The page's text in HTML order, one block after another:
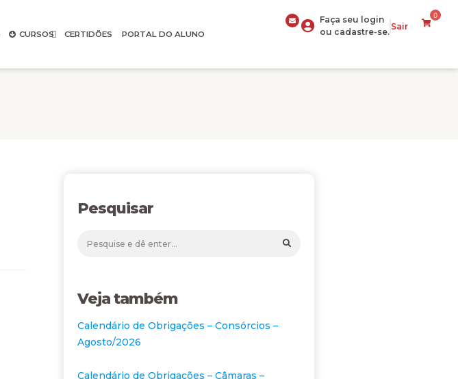
CURSOS CERTIDÕES PORTAL DO ALUNO
Faça seu login
ou cadastre-se.
Sair
0
Pesquisar
Veja também
Calendário de Obrigações – Consórcios –
Agosto/2026
Calendário de Obrigações – Câmaras –